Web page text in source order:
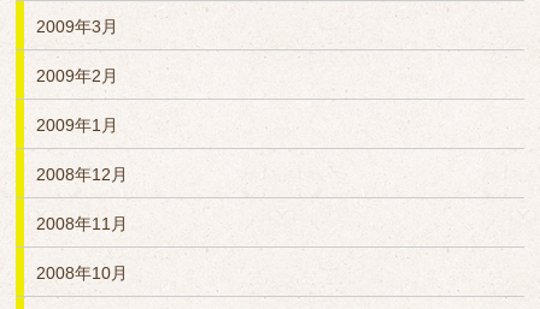
2009年3月
2009年2月
2009年1月
2008年12月
2008年11月
2008年10月